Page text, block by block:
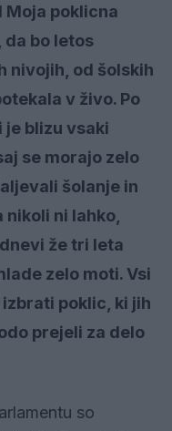
Moja poklicna
da bo letos
nivojih, od šolskih
v živo. Po
je blizu vsaki
se morajo zelo
šolanje in
nikoli ni lahko,
že tri leta
zelo moti. Vsi
poklic, ki jih
prejeli za delo
so